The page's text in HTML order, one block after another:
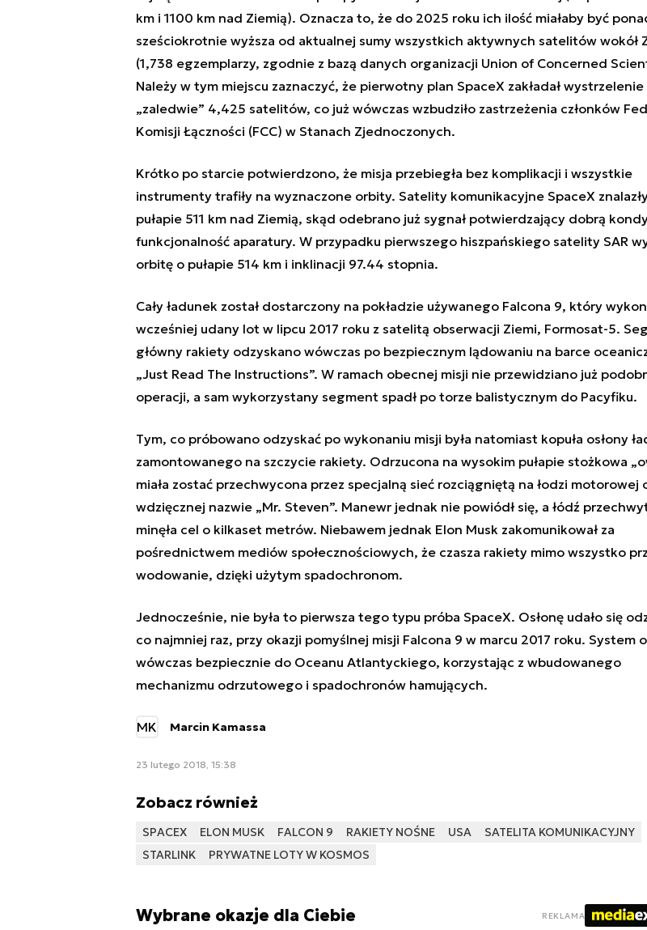
km i 1100 km nad Ziemią). Oznacza to, że do 2025 roku ich ilość miałaby być
sześciokrotnie wyższa od aktualnej sumy wszystkich aktywnych satelitów wokół
(1,738 egzemplarzy, zgodnie z bazą danych organizacji Union of Concerned
Należy w tym miejscu zaznaczyć, że pierwotny plan SpaceX zakładał wystrzelenie
„zaledwie” 4,425 satelitów, co już wówczas wzbudziło zastrzeżenia członków
Komisji Łączności (FCC) w Stanach Zjednoczonych.
Krótko po starcie potwierdzono, że misja przebiegła bez komplikacji i wszystkie
instrumenty trafiły na wyznaczone orbity. Satelity komunikacyjne SpaceX
pułapie 511 km nad Ziemią, skąd odebrano już sygnał potwierdzający dobrą
funkcjonalność aparatury. W przypadku pierwszego hiszpańskiego satelity SAR
orbitę o pułapie 514 km i inklinacji 97.44 stopnia.
Cały ładunek został dostarczony na pokładzie używanego Falcona 9, który
wcześniej udany lot w lipcu 2017 roku z satelitą obserwacji Ziemi, Formosat-5.
główny rakiety odzyskano wówczas po bezpiecznym lądowaniu na barce
„Just Read The Instructions”. W ramach obecnej misji nie przewidziano już
operacji, a sam wykorzystany segment spadł po torze balistycznym do Pacyfiku.
Tym, co próbowano odzyskać po wykonaniu misji była natomiast kopuła osłony
zamontowanego na szczycie rakiety. Odrzucona na wysokim pułapie stożkowa
miała zostać przechwycona przez specjalną sieć rozciągniętą na łodzi motorowej
wdzięcznej nazwie „Mr. Steven”. Manewr jednak nie powiódł się, a łódź
minęła cel o kilkaset metrów. Niebawem jednak Elon Musk zakomunikował za
pośrednictwem mediów społecznościowych, że czasza rakiety mimo wszystko
wodowanie, dzięki użytym spadochronom.
Jednocześnie, nie była to pierwsza tego typu próba SpaceX. Osłonę udało się
co najmniej raz, przy okazji pomyślnej misji Falcona 9 w marcu 2017 roku. System
wówczas bezpiecznie do Oceanu Atlantyckiego, korzystając z wbudowanego
mechanizmu odrzutowego i spadochronów hamujących.
MK Marcin Kamassa
23 lutego 2018, 15:38
Zobacz również
SPACEX ELON MUSK FALCON 9 RAKIETY NOŚNE USA
SATELITA KOMUNIKACYJNY
STARLINK
PRYWATNE LOTY W KOSMOS
Wybrane okazje dla Ciebie REKLAMA